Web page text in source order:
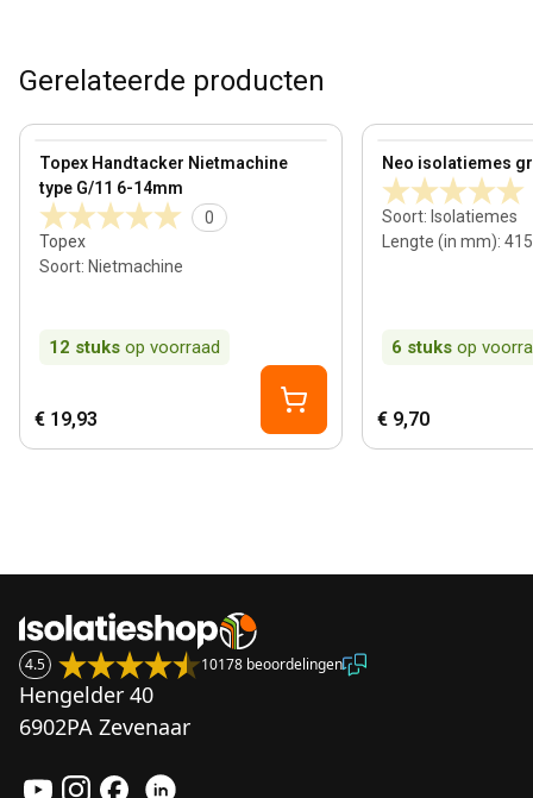
Gerelateerde producten
Topex Handtacker Nietmachine
type G/11 6-14mm
0
Topex
Soort: Nietmachine
12 stuks op voorraad
View product
€ 19,93
Neo isolatiemes
Soort: Isolatiemes
Lengte (in mm): 415
6 stuks op
View product
€ 9,70
4.5 10178 beoordelingen
Hengelder 40
6902PA Zevenaar